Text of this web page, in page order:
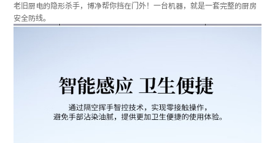
老旧厨电的隐形杀手，博净帮你挡在门外！一台机器，就是一套完整的厨房
安全防线。